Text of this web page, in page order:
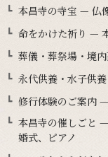
本昌寺の寺宝 — 仏
命をかけた祈り —
葬儀・葬祭場・境
永代供養・水子供
修行体験のご案内
本昌寺の催しごと
婚式、ピアノ